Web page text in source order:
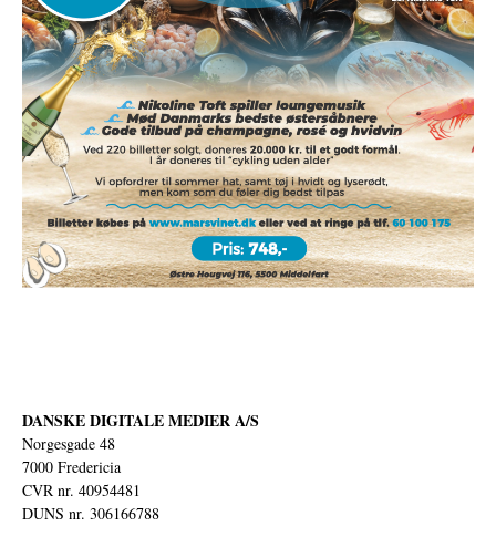
DANSKE DIGITALE MEDIER A/S
Norgesgade 48
7000 Fredericia
CVR nr. 40954481
DUNS nr. 306166788